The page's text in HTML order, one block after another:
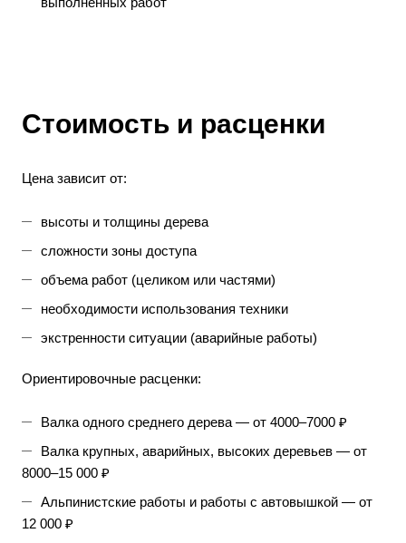
Стоимость и расценки
Цена зависит от:
высоты и толщины дерева
сложности зоны доступа
объема работ (целиком или частями)
необходимости использования техники
экстренности ситуации (аварийные работы)
Ориентировочные расценки:
Валка одного среднего дерева — от 4000–7000 ₽
Валка крупных, аварийных, высоких деревьев — от
8000–15 000 ₽
Альпинистские работы и работы с автовышкой — от
12 000 ₽